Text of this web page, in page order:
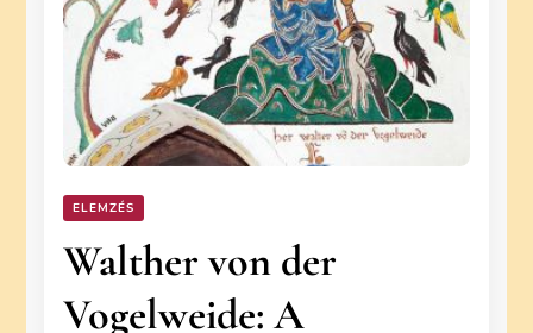
ELEMZÉS
Walther von der
Vogelweide: A